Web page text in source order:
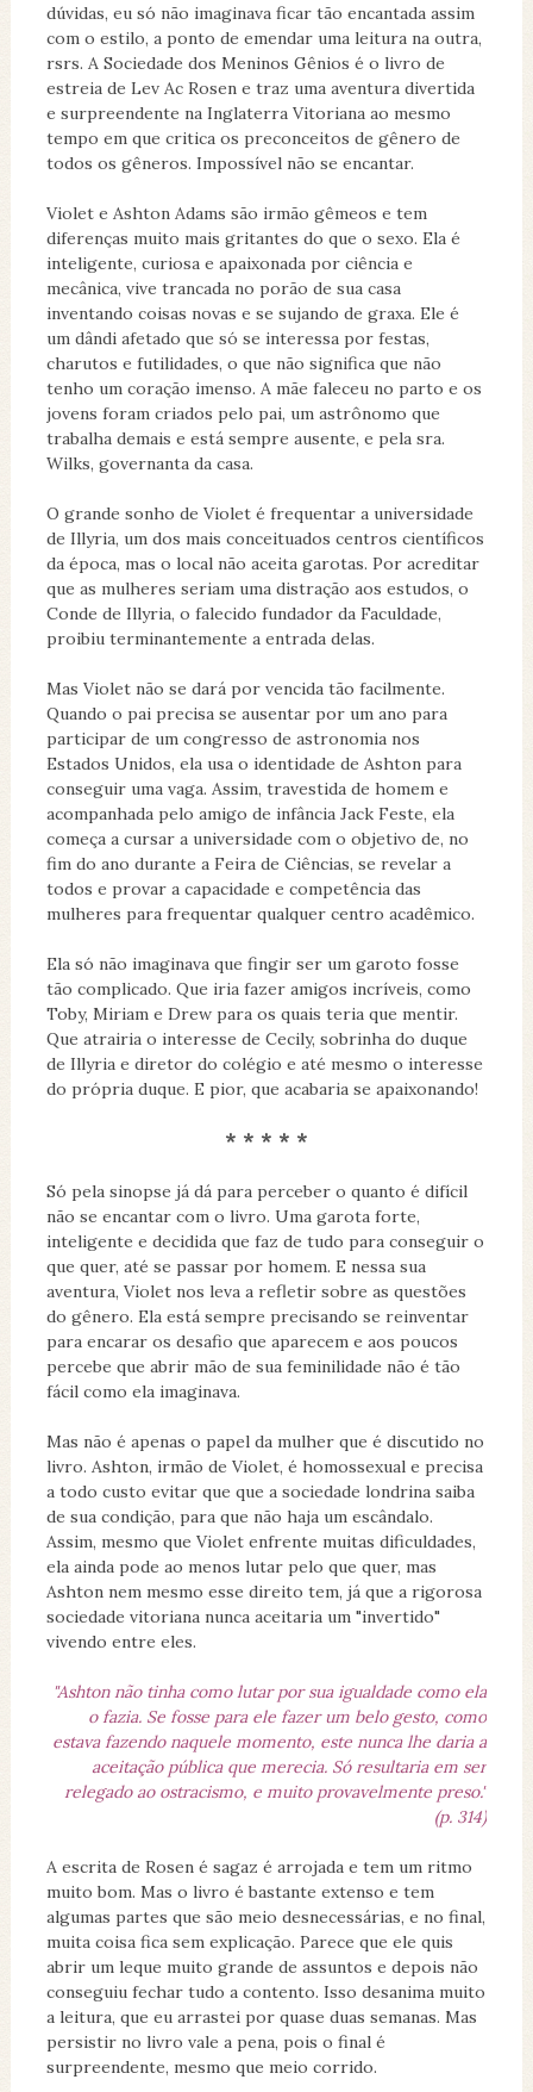
dúvidas, eu só não imaginava ficar tão encantada assim
com o estilo, a ponto de emendar uma leitura na outra,
rsrs. A Sociedade dos Meninos Gênios é o livro de
estreia de Lev Ac Rosen e traz uma aventura divertida
e surpreendente na Inglaterra Vitoriana ao mesmo
tempo em que critica os preconceitos de gênero de
todos os gêneros. Impossível não se encantar.
Violet e Ashton Adams são irmão gêmeos e tem
diferenças muito mais gritantes do que o sexo. Ela é
inteligente, curiosa e apaixonada por ciência e
mecânica, vive trancada no porão de sua casa
inventando coisas novas e se sujando de graxa. Ele é
um dândi afetado que só se interessa por festas,
charutos e futilidades, o que não significa que não
tenho um coração imenso. A mãe faleceu no parto e os
jovens foram criados pelo pai, um astrônomo que
trabalha demais e está sempre ausente, e pela sra.
Wilks, governanta da casa.
O grande sonho de Violet é frequentar a universidade
de Illyria, um dos mais conceituados centros científicos
da época, mas o local não aceita garotas. Por acreditar
que as mulheres seriam uma distração aos estudos, o
Conde de Illyria, o falecido fundador da Faculdade,
proibiu terminantemente a entrada delas.
Mas Violet não se dará por vencida tão facilmente.
Quando o pai precisa se ausentar por um ano para
participar de um congresso de astronomia nos
Estados Unidos, ela usa o identidade de Ashton para
conseguir uma vaga. Assim, travestida de homem e
acompanhada pelo amigo de infância Jack Feste, ela
começa a cursar a universidade com o objetivo de, no
fim do ano durante a Feira de Ciências, se revelar a
todos e provar a capacidade e competência das
mulheres para frequentar qualquer centro acadêmico.
Ela só não imaginava que fingir ser um garoto fosse
tão complicado. Que iria fazer amigos incríveis, como
Toby, Miriam e Drew para os quais teria que mentir.
Que atrairia o interesse de Cecily, sobrinha do duque
de Illyria e diretor do colégio e até mesmo o interesse
do própria duque. E pior, que acabaria se apaixonando!
* * * * *
Só pela sinopse já dá para perceber o quanto é difícil
não se encantar com o livro. Uma garota forte,
inteligente e decidida que faz de tudo para conseguir o
que quer, até se passar por homem. E nessa sua
aventura, Violet nos leva a refletir sobre as questões
do gênero. Ela está sempre precisando se reinventar
para encarar os desafio que aparecem e aos poucos
percebe que abrir mão de sua feminilidade não é tão
fácil como ela imaginava.
Mas não é apenas o papel da mulher que é discutido no
livro. Ashton, irmão de Violet, é homossexual e precisa
a todo custo evitar que que a sociedade londrina saiba
de sua condição, para que não haja um escândalo.
Assim, mesmo que Violet enfrente muitas dificuldades,
ela ainda pode ao menos lutar pelo que quer, mas
Ashton nem mesmo esse direito tem, já que a rigorosa
sociedade vitoriana nunca aceitaria um "invertido"
vivendo entre eles.
"Ashton não tinha como lutar por sua igualdade como ela
o fazia. Se fosse para ele fazer um belo gesto, como
estava fazendo naquele momento, este nunca lhe daria a
aceitação pública que merecia. Só resultaria em ser
relegado ao ostracismo, e muito provavelmente preso."
(p. 314)
A escrita de Rosen é sagaz é arrojada e tem um ritmo
muito bom. Mas o livro é bastante extenso e tem
algumas partes que são meio desnecessárias, e no final,
muita coisa fica sem explicação. Parece que ele quis
abrir um leque muito grande de assuntos e depois não
conseguiu fechar tudo a contento. Isso desanima muito
a leitura, que eu arrastei por quase duas semanas. Mas
persistir no livro vale a pena, pois o final é
surpreendente, mesmo que meio corrido.